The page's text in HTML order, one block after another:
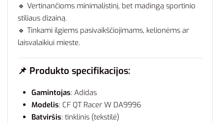
🔹 Vertinančioms minimalistinį, bet madingą sportinio
stiliaus dizainą.
🔹 Tinkami ilgiems pasivaikščiojimams, kelionėms ar
laisvalaikiui mieste.
📌 Produkto specifikacijos:
Gamintojas: Adidas
Modelis: CF QT Racer W DA9996
Batviršis: tinklinis (tekstilė)